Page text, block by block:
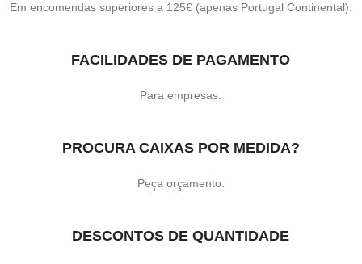
Em encomendas superiores a 125€ (apenas Portugal Continental).
FACILIDADES DE PAGAMENTO
Para empresas.
PROCURA CAIXAS POR MEDIDA?
Peça orçamento.
DESCONTOS DE QUANTIDADE